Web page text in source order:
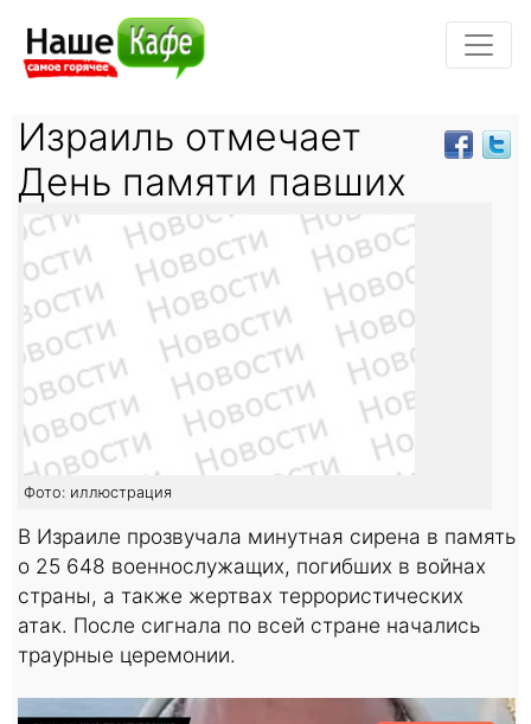
Израиль отмечает
День памяти павших
Фото: иллюстрация
В Израиле прозвучала минутная сирена в память
о 25 648 военнослужащих, погибших в войнах
страны, а также жертвах террористических
атак. После сигнала по всей стране начались
траурные церемонии.